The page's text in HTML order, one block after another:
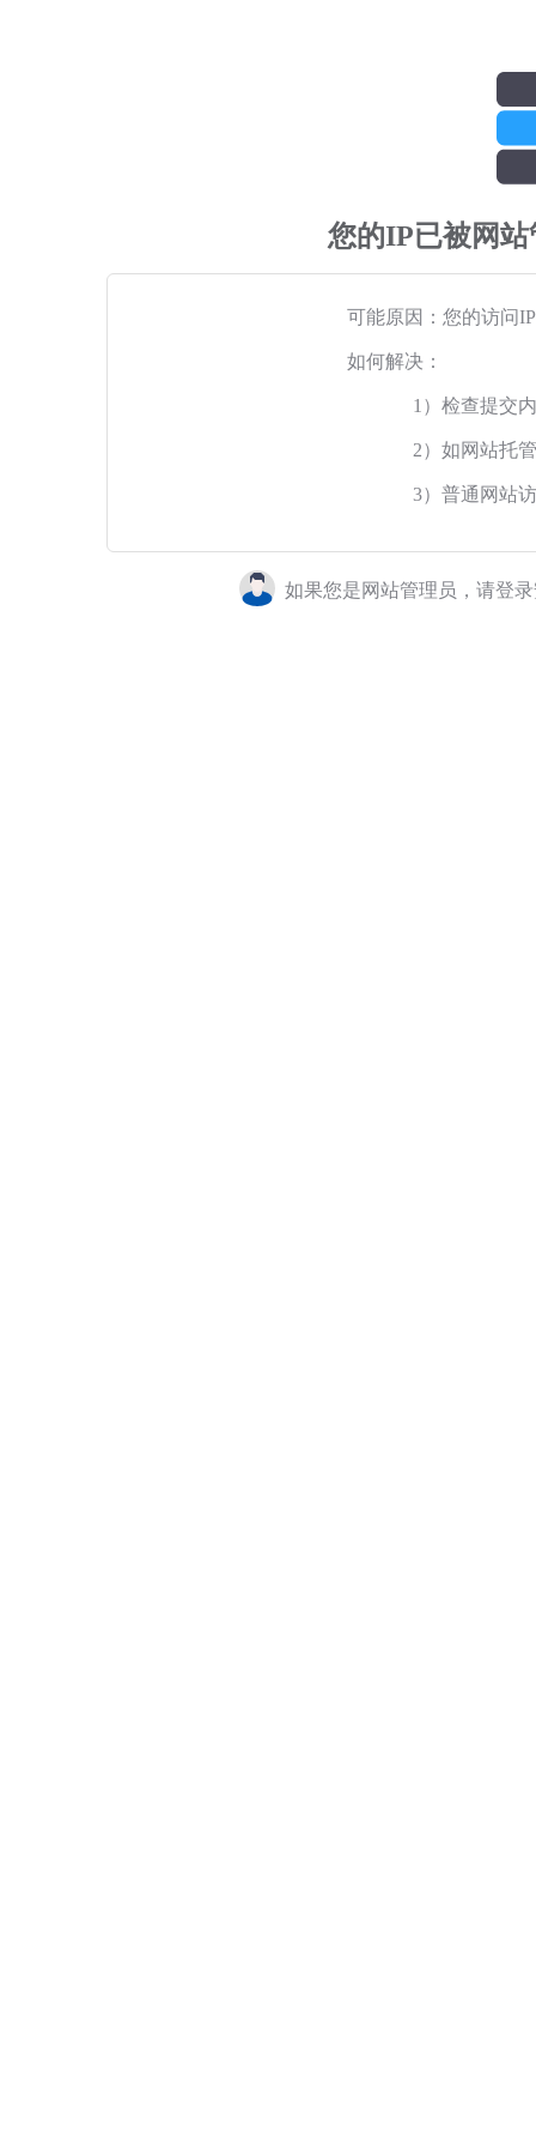
您的IP已被网
可能原因：您的访问
如何解决：
1）检查提交
2）如网站托
3）普通网站
如果您是网站管理员，请登